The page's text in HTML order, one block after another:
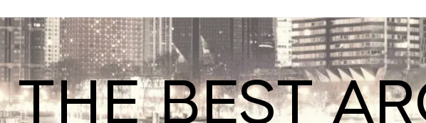
THE BEST